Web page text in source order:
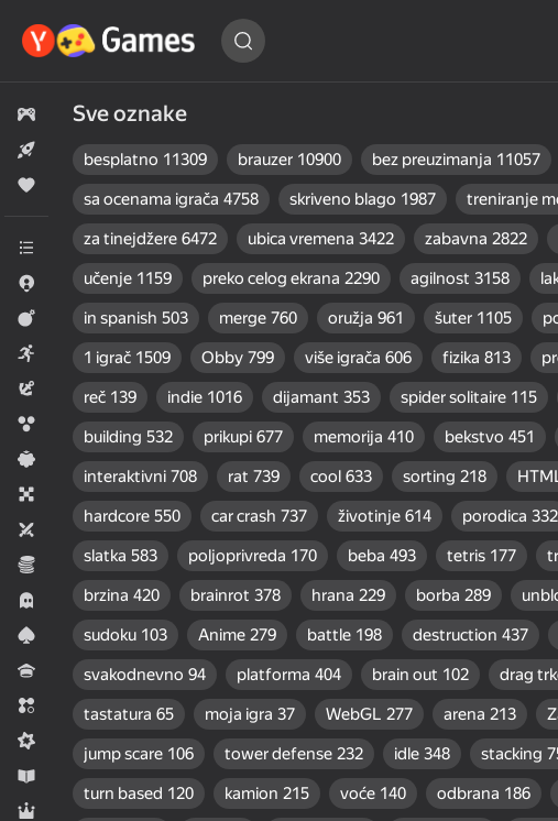
Pronađi
igru…
Sve igre
Nov
Popularno
Sve kategorije
.io igre
Akcija
Arkada
Avantura
Bubble shooter igra
Casual
Društvena igra
Dva igrača
Ekonomija
Horror
Karta
Kviz
Match 3
Midcore
Obrazovna
RPG
Sve oznake
besplatno 11309 brauzer 10900 bez preuzimanja 11057
sa ocenama igrača 4758 skriveno blago 1987 treniranje
za tinejdžere 6472 ubica vremena 3422 zabavna 2822
učenje 1159 preko celog ekrana 2290 agilnost 3158
in spanish 503 merge 760 oružja 961 šuter 1105
1 igrač 1509 Obby 799 više igrača 606 fizika 813
reč 139 indie 1016 dijamant 353 spider solitaire 115
building 532 prikupi 677 memorija 410 bekstvo 451
interaktivni 708 rat 739 cool 633 sorting 218
hardcore 550 car crash 737 životinje 614 porodica 332
slatka 583 poljoprivreda 170 beba 493 tetris 177
brzina 420 brainrot 378 hrana 229 borba 289
sudoku 103 Anime 279 battle 198 destruction 437
svakodnevno 94 platforma 404 brain out 102 drag
tastatura 65 moja igra 37 WebGL 277 arena 213
jump scare 106 tower defense 232 idle 348 stacking
turn based 120 kamion 215 voće 140 odbrana 186